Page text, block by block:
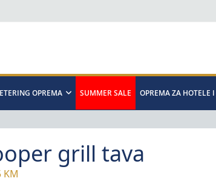
OPREMA SUMMER SALE OPREMA ZA HOTELE
grill tava
KM